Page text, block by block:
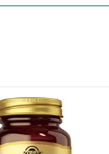
(287)
Citrate (Magnesium